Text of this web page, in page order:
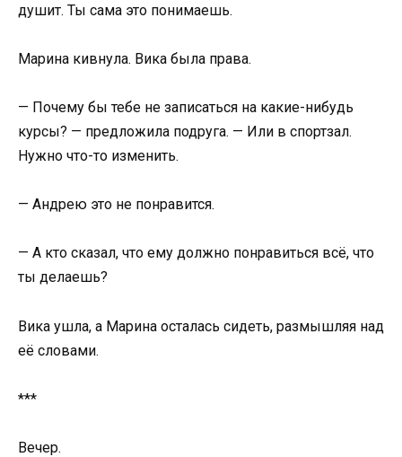
душит. Ты сама это понимаешь.
Марина кивнула. Вика была права.
— Почему бы тебе не записаться на какие-нибудь
курсы? — предложила подруга. — Или в спортзал.
Нужно что-то изменить.
— Андрею это не понравится.
— А кто сказал, что ему должно понравиться всё, что
ты делаешь?
Вика ушла, а Марина осталась сидеть, размышляя над
её словами.
***
Вечер.